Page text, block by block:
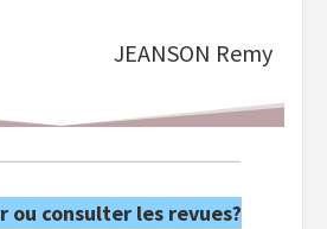
JEANSON Remy
ou consulter les revues?